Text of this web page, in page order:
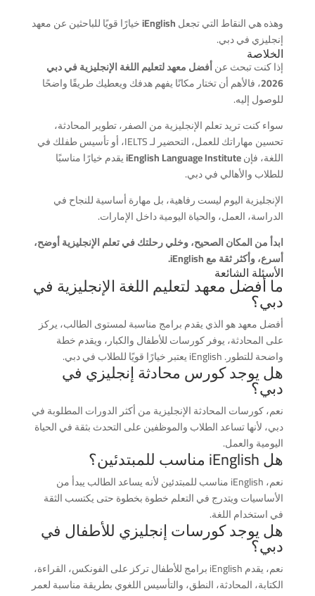
وهذه هي النقاط التي تجعلiEnglishخيارًا قويًا للباحثين عن معهد
إنجليزي في دبي.
الخلاصة
إذا كنت تبحث عنأفضل معهد لتعليم اللغة الإنجليزية في دبي
2026، فالأهم أن تختار مكانًا يفهم هدفك ويعطيك طريقًا واضحًا
للوصول إليه.
سواء كنت تريد تعلم الإنجليزية من الصفر، تطوير المحادثة،
تحسين مهاراتك للعمل، التحضير لـ IELTS، أو تأسيس طفلك في
اللغة، فإنiEnglish Language Instituteيقدم خيارًا مناسبًا
للطلاب والأهالي في دبي.
الإنجليزية اليوم ليست رفاهية، بل مهارة أساسية للنجاح في
الدراسة، العمل، والحياة اليومية داخل الإمارات.
ابدأ من المكان الصحيح، وخلي رحلتك في تعلم الإنجليزية أوضح،
أسرع، وأكثر ثقة مع iEnglish.
الأسئلة الشائعة
ما أفضل معهد لتعليم اللغة الإنجليزية في
دبي؟
أفضل معهد هو الذي يقدم برامج مناسبة لمستوى الطالب، يركز
على المحادثة، يوفر كورسات للأطفال والكبار، ويقدم خطة
واضحة للتطور. iEnglish يعتبر خيارًا قويًا للطلاب في دبي.
هل يوجد كورس محادثة إنجليزي في
دبي؟
نعم، كورسات المحادثة الإنجليزية من أكثر الدورات المطلوبة في
دبي، لأنها تساعد الطلاب والموظفين على التحدث بثقة في الحياة
اليومية والعمل.
هل iEnglish مناسب للمبتدئين؟
نعم، iEnglish مناسب للمبتدئين لأنه يساعد الطالب يبدأ من
الأساسيات ويتدرج في التعلم خطوة بخطوة حتى يكتسب الثقة
في استخدام اللغة.
هل يوجد كورسات إنجليزي للأطفال في
دبي؟
نعم، يقدم iEnglish برامج للأطفال تركز على الفونكس، القراءة،
الكتابة، المحادثة، النطق، والتأسيس اللغوي بطريقة مناسبة لعمر